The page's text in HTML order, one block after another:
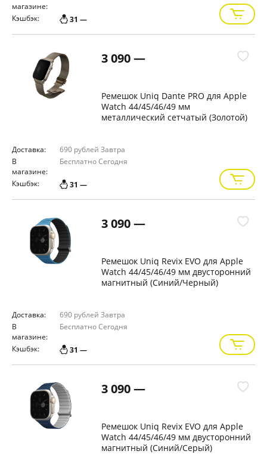
магазине:
Кэшбэк: 31 —
3 090 —
Ремешок Uniq Dante PRO для Apple
Watch 44/45/46/49 мм
металлический сетчатый (Золотой)
Доставка: 690 рублей Завтра
В
магазине:
БесплатноСегодня
Кэшбэк: 31 —
3 090 —
Ремешок Uniq Revix EVO для Apple
Watch 44/45/46/49 мм двусторонний
магнитный (Синий/Черный)
Доставка: 690 рублей Завтра
В
магазине:
БесплатноСегодня
Кэшбэк: 31 —
3 090 —
Ремешок Uniq Revix EVO для Apple
Watch 44/45/46/49 мм двусторонний
магнитный (Синий/Серый)